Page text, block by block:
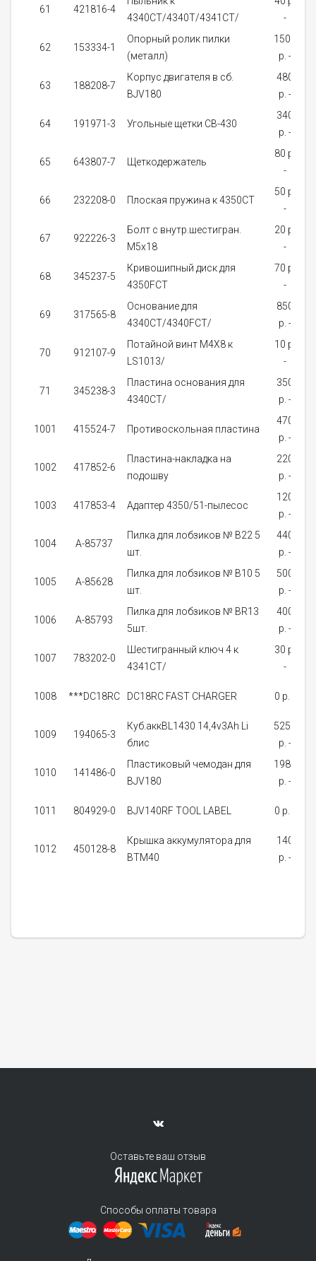
61 421816-4
4340CT/4340T/4341CT/
-
62 153334-1
Опорный ролик пилки
(металл)
1500
p. -
63 188208-7
Корпус двигателя в сб.
BJV180
480
p. -
64 191971-3 Угольные щетки CB-430
340
p. -
65 643807-7 Щеткодержатель
80 p.
-
66 232208-0 Плоская пружина к 4350CT
50 p.
-
67 922226-3
Болт с внутр.шестигран.
M5x18
20 p.
-
68 345237-5
Кривошипный диск для
4350FCT
70 p.
-
69 317565-8
Основание для
4340CT/4340FCT/
850
p. -
70 912107-9
Потайной винт M4X8 к
LS1013/
10 p.
-
71 345238-3
Пластина основания для
4340CT/
350
p. -
1001 415524-7 Противоскольная пластина
470
p. -
1002 417852-6
Пластина-накладка на
подошву
220
p. -
1003 417853-4 Адаптер 4350/51-пылесос
120
p. -
1004 A-85737
Пилка для лобзиков № В22 5
шт.
440
p. -
1005 A-85628
Пилка для лобзиков № В10 5
шт.
500
p. -
1006 A-85793
Пилка для лобзиков № BR13
5шт.
400
p. -
1007 783202-0
Шестигранный ключ 4 к
4341CT/
30 p.
-
1008 ***DC18RC DC18RC FAST CHARGER 0 p. -
1009 194065-3
Куб.аккBL1430 14,4v3Ah Li
блис
5250
p. -
1010 141486-0
Пластиковый чемодан для
BJV180
1980
p. -
1011 804929-0 BJV140RF TOOL LABEL 0 p. -
1012 450128-8
Крышка аккумулятора для
BTM40
140
p. -
Оставьте ваш отзыв
Способы оплаты товара